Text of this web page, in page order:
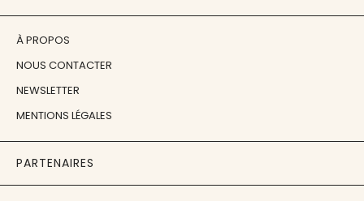
À PROPOS
NOUS CONTACTER
NEWSLETTER
MENTIONS LÉGALES
PARTENAIRES